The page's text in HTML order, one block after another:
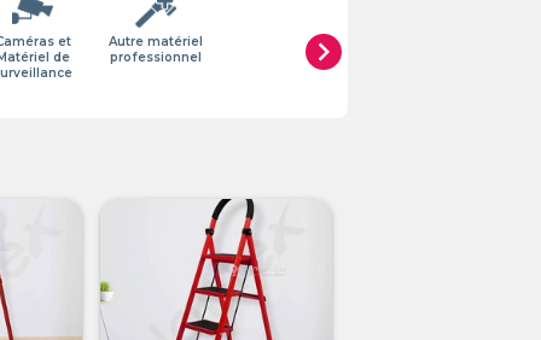
chevron_right
et
de
Autre matériel
professionnel